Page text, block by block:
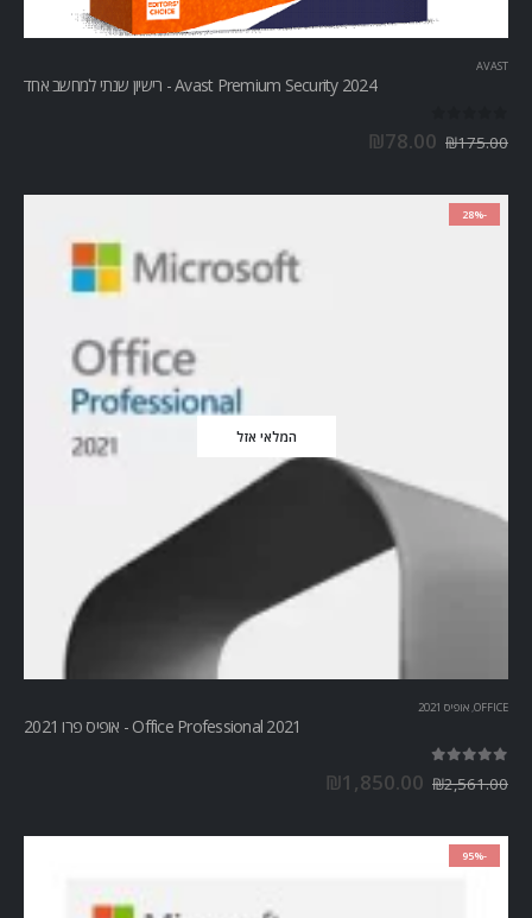
AVAST
Avast Premium Security 2024 - רישיון שנתי למחשב אחד
₪175.00
₪78.00
-28%
המלאי אזל
OFFICE
, אופיס 2021
Office Professional 2021 - אופיס פרו 2021
₪2,561.00
₪1,850.00
-95%